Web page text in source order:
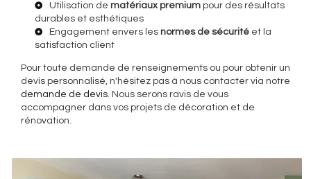
Utilisation de matériaux premium pour des résultats
durables et esthétiques
Engagement envers les normes de sécurité et la
satisfaction client
Pour toute demande de renseignements ou pour obtenir un
devis personnalisé, n'hésitez pas à nous contacter via notre
demande de devis . Nous serons ravis de vous
accompagner dans vos projets de décoration et de
rénovation.